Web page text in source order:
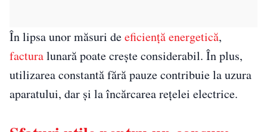
În lipsa unor măsuri deeficiență energetică,
facturalunară poate crește considerabil. În plus,
utilizarea constantă fără pauze contribuie la uzura
aparatului, dar și la încărcarea rețelei electrice.